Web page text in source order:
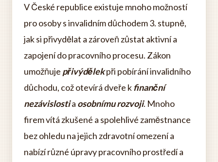
V České republice existuje mnoho možností
pro osoby s invalidním důchodem 3. stupně,
jak si přivydělat a zároveň zůstat aktivní a
zapojení do pracovního procesu. Zákon
umožňuje přivýdělekpři pobírání invalidního
důchodu, což otevírá dveře k finanční
nezávislostia osobnímu rozvoji. Mnoho
firem vítá zkušené a spolehlivé zaměstnance
bez ohledu na jejich zdravotní omezení a
nabízí různé úpravy pracovního prostředí a